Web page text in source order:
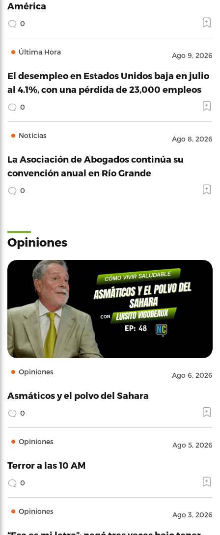
América
0
Última Hora Ago 9, 2026
El desempleo en Estados Unidos baja en julio
al 4.1%, con una pérdida de 23,000 empleos
0
Noticias Ago 8, 2026
La Asociación de Abogados continúa su
convención anual en Río Grande
0
Opiniones
Opiniones Ago 6, 2026
Asmáticos y el polvo del Sahara
0
Opiniones Ago 5, 2026
Terror a las 10 AM
0
Opiniones Ago 3, 2026